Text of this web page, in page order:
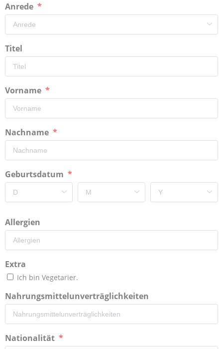
Anrede
Titel
Vorname
Nachname
Geburtsdatum
Allergien
Extra
Ich bin Vegetarier.
Nahrungsmittelunverträglichkeiten
Nationalität